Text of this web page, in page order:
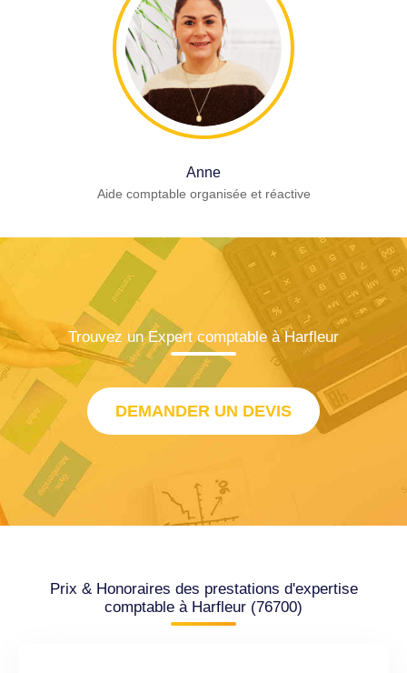
Anne
Aide comptable organisée et réactive
Trouvez un Expert comptable à Harfleur
DEMANDER UN DEVIS
Prix & Honoraires des prestations d'expertise
comptable à Harfleur (76700)